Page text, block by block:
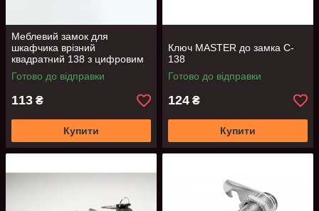
Меблевий замок для
шкафчика врізний
квадратний 138 з цифровим
ключем GTV
Готово до відправки
113 ₴
Купити
Ключ MASTER до замка C-
138
Готово до відправки
124 ₴
Купити